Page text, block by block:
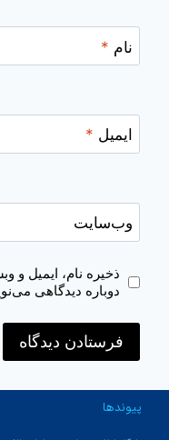
نام *
ایمیل *
وب‌سایت
ذخیره نام، ایمیل و
دوباره دیدگاهی
پیوندها